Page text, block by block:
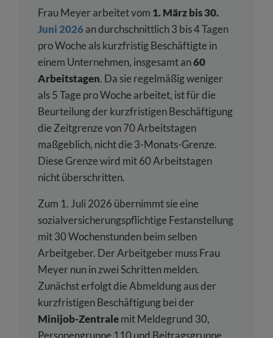
Frau Meyer arbeitet vom 1. März bis 30.
Juni 2026an durchschnittlich 3 bis 4 Tagen
pro Woche als kurzfristig Beschäftigte in
einem Unternehmen, insgesamt an60
Arbeitstagen. Da sie regelmäßig weniger
als 5 Tage pro Woche arbeitet, ist für die
Beurteilung der kurzfristigen Beschäftigung
die Zeitgrenze von 70 Arbeitstagen
maßgeblich, nicht die 3-Monats-Grenze.
Diese Grenze wird mit 60 Arbeitstagen
nicht überschritten.
Zum 1. Juli 2026 übernimmt sie eine
sozialversicherungspflichtige Festanstellung
mit 30 Wochenstunden beim selben
Arbeitgeber. Der Arbeitgeber muss Frau
Meyer nun in zwei Schritten melden.
Zunächst erfolgt die Abmeldung aus der
kurzfristigen Beschäftigung bei der
Minijob-Zentralemit Meldegrund 30,
Personengruppe 110 und Beitragsgruppe